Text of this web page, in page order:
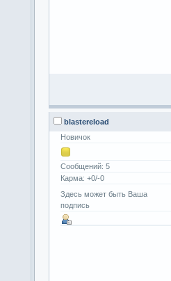
blastereload
Новичок
Сообщений: 5
Карма: +0/-0
Здесь может быть Ваша
подпись